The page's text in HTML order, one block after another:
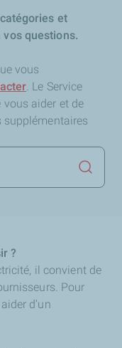
et
questions.
vous
. Le Service
aider et de
?
il convient de
Pour
d’un